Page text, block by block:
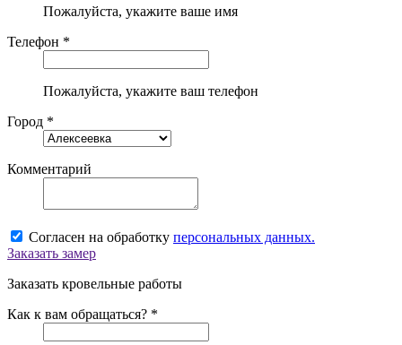
Пожалуйста, укажите ваше имя
Телефон *
Пожалуйста, укажите ваш телефон
Город *
Комментарий
Согласен на обработку персональных данных.
Заказать замер
Заказать кровельные работы
Как к вам обращаться? *